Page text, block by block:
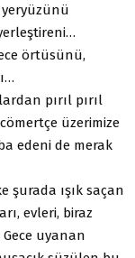
örtüsünü,
pırıl pırıl
üzerimize
edeni de merak
şurada ışık saçan
evleri, biraz
Gece uyanan